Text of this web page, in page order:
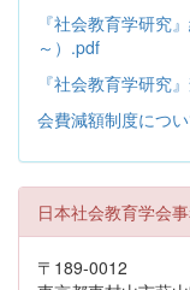
『社会教育学研究
～）.pdf
『社会教育学研究
会費減額制度につ
日本社会教育学会
〒189-0012